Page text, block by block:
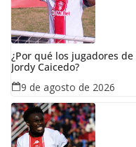
¿Por qué los jugadores
Jordy Caicedo?
9 de agosto de 2026